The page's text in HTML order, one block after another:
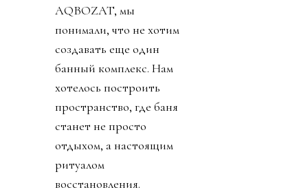
AQBOZAT, мы
понимали, что не хотим
создавать еще один
банный комплекс. Нам
хотелось построить
пространство, где баня
станет не просто
отдыхом, а настоящим
ритуалом
восстановления.